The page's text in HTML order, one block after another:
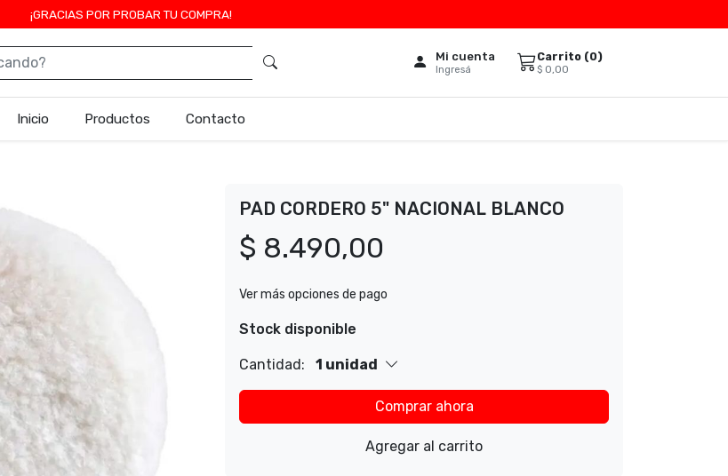
¡GRACIAS POR PROBAR TU COMPRA!
Mi cuenta
Ingresá
Carrito (0)
$ 0,00
Inicio Productos Contacto
PAD CORDERO 5" NACIONAL BLANCO
$ 8.490,00
Ver más opciones de pago
Stock disponible
Cantidad: 1 unidad
Comprar ahora
Agregar al carrito